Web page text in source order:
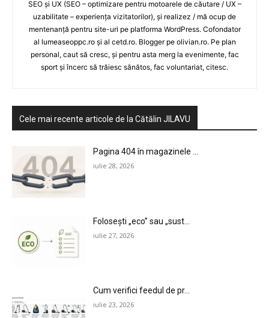
SEO și UX (SEO – optimizare pentru motoarele de căutare / UX –
uzabilitate – experiența vizitatorilor), și realizez / mă ocup de
mentenanță pentru site-uri pe platforma WordPress. Cofondator
al lumeaseoppc.ro și al cetd.ro. Blogger pe olivian.ro. Pe plan
personal, caut să cresc, și pentru asta merg la evenimente, fac
sport și încerc să trăiesc sănătos, fac voluntariat, citesc.
Cele mai recente articole de la Cătălin JILAVU
Pagina 404 în magazinele ...
iulie 28, 2026
Folosești „eco” sau „sust...
iulie 27, 2026
Cum verifici feedul de pr...
iulie 23, 2026